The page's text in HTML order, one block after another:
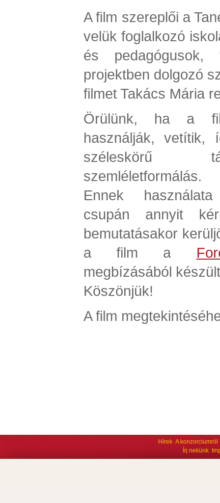
A film szereplői a
velük foglalkozó
és pedagógusok,
projektben dolgozó
filmet Takács Mária
Örülünk, ha a
használják, vetítik,
széleskörű
szemléletformálás.
Ennek
csupán annyit
bemutatásakor
a film a
megbízásából
Köszönjük!
A film
Hírek A konzorciumról
Írj nekünk